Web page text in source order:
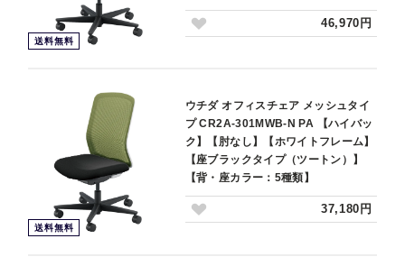
送料無料
46,970円
送料無料
ウチダ オフィスチェア メッシュタイ
プ CR2A-301MWB-N PA 【ハイバッ
ク】【肘なし】【ホワイトフレーム】
【座ブラックタイプ（ツートン）】
【背・座カラー：5種類】
37,180円